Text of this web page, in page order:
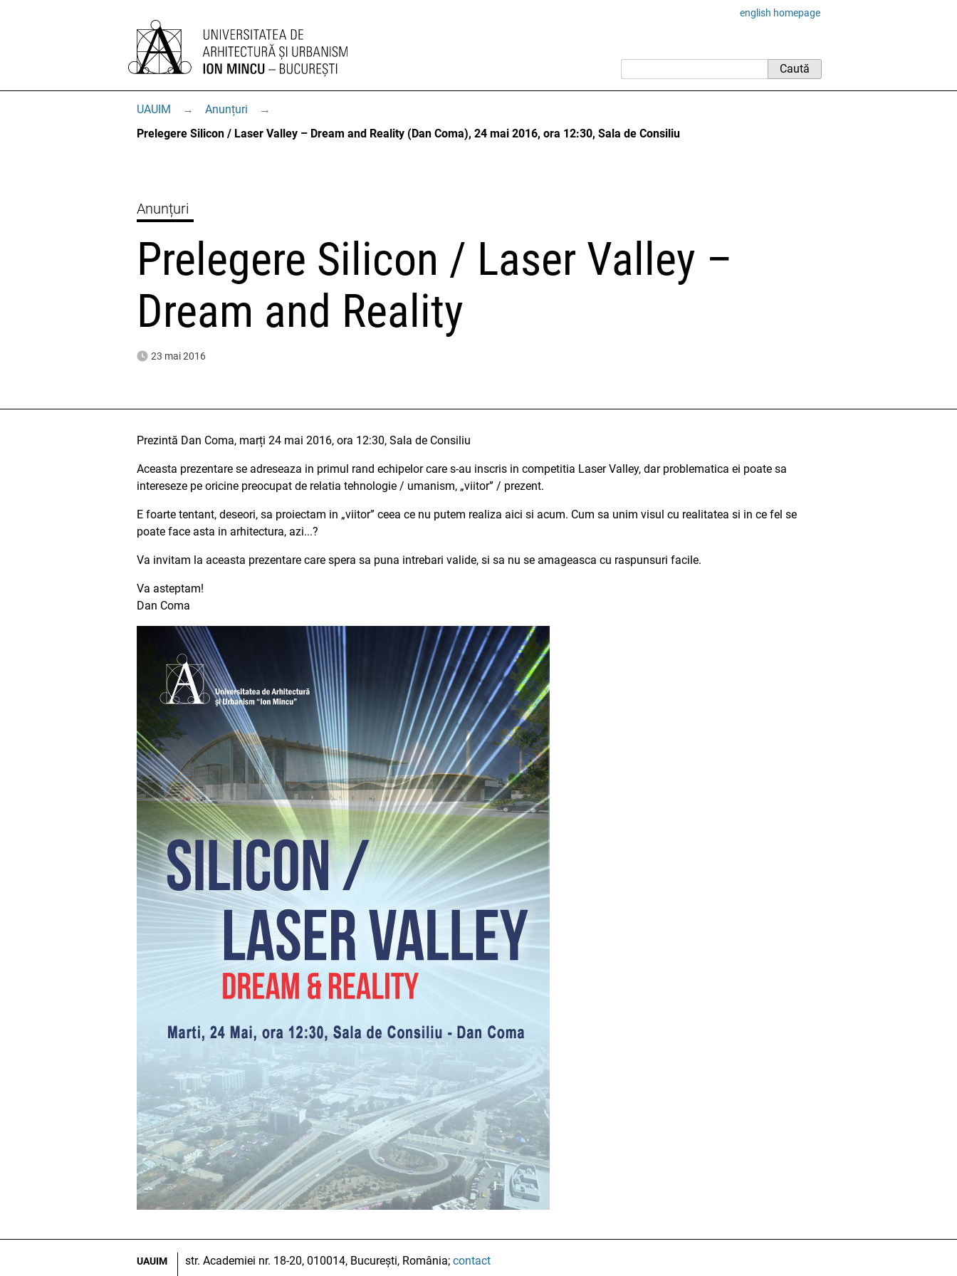
english homepage
UAUIM → Anunțuri
→
Prelegere Silicon / Laser Valley – Dream and Reality (Dan Coma), 24 mai 2016, ora 12:30, Sala de Consiliu
Anunțuri
Prelegere Silicon / Laser Valley –
Dream and Reality
23 mai 2016
Prezintă Dan Coma, marți 24 mai 2016, ora 12:30, Sala de Consiliu
Aceasta prezentare se adreseaza in primul rand echipelor care s-au inscris in competitia Laser Valley, dar problematica ei poate sa
intereseze pe oricine preocupat de relatia tehnologie / umanism, „viitor” / prezent.
E foarte tentant, deseori, sa proiectam in „viitor” ceea ce nu putem realiza aici si acum. Cum sa unim visul cu realitatea si in ce fel se
poate face asta in arhitectura, azi...?
Va invitam la aceasta prezentare care spera sa puna intrebari valide, si sa nu se amageasca cu raspunsuri facile.
Va asteptam!
Dan Coma
UAUIM str. Academiei nr. 18-20, 010014, București, România; contact